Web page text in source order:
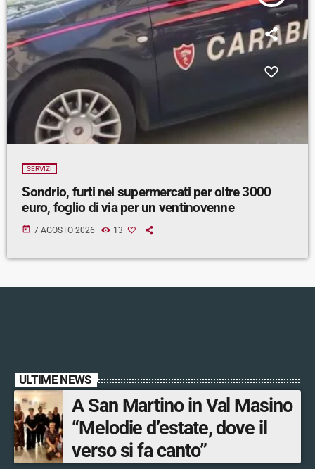
SERVIZI
Sondrio, furti nei supermercati per oltre 3000
euro, foglio di via per un ventinovenne
today 7 AGOSTO 2026 13
ULTIME NEWS
A San Martino in Val Masino
“Melodie d’estate, dove il
verso si fa canto”